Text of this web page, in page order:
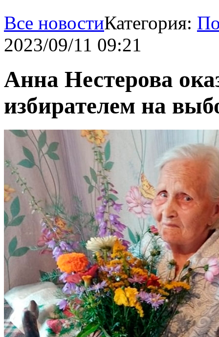
Все новостиКатегория:
2023/09/11 09:21
Анна Нестерова
избирателем на